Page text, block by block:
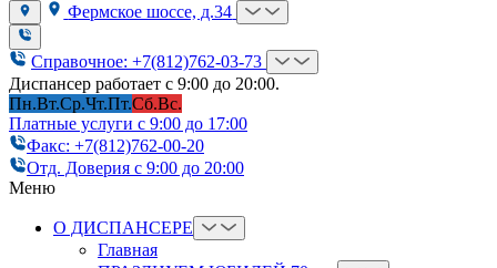
Фермское шоссе, д.34
Справочное: +7(812)762-03-73
Диспансер работает с 9:00 до 20:00.
Пн.Вт.Ср.Чт.Пт.Сб.Вс.
Платные услуги с 9:00 до 17:00
Факс: +7(812)762-00-20
Отд. Доверия с 9:00 до 20:00
Меню
О ДИСПАНСЕРЕ
Главная